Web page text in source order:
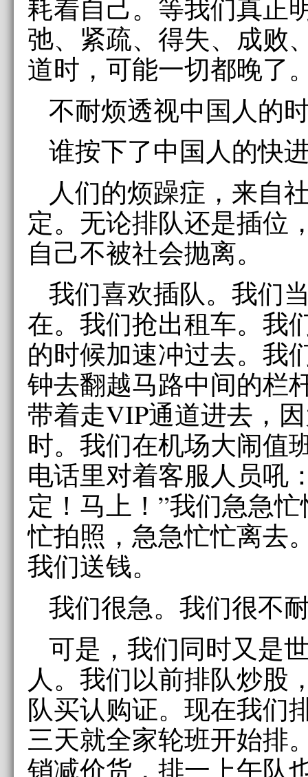
耗着自己。等我们真正
弛、紧疏、得失、成败
道时，可能一切都晚了
不耐烦透视中国人的
谁按下了中国人的快
人们的烦躁症，来自
定。无论排队还是插位
自己不被社会抛离。
我们喜欢插队。我们
在。我们抢出租车。我
的时候加速冲过去。我
钟去翻越马路中间的栏
带着走VIP通道进去，
时。我们在机场大闹值
电话里对着客服人员吼
定！马上！”我们急急
忙拍照，急急忙忙离去
我们送钱。
我们很急。我们很不
可是，我们同时又是
人。我们以前排队炒股
队买认购证。现在我们
三天就全家轮班开始排
销减价货，排一上午队